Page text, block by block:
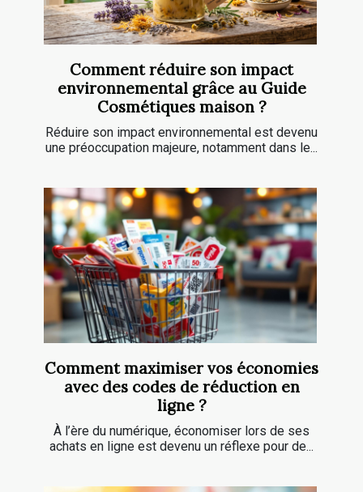
Comment réduire son impact
environnemental grâce au Guide
Cosmétiques maison ?
Réduire son impact environnemental est devenu
une préoccupation majeure, notamment dans le...
Comment maximiser vos économies
avec des codes de réduction en
ligne ?
À l’ère du numérique, économiser lors de ses
achats en ligne est devenu un réflexe pour de...